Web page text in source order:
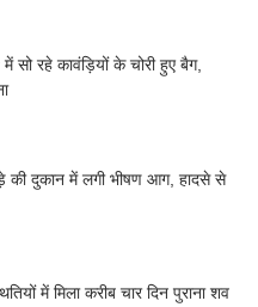
रहे कावंड़ियों के चोरी हुए बैग,
दुकान में लगी भीषण आग, हादसे से
में मिला करीब चार दिन पुराना शव